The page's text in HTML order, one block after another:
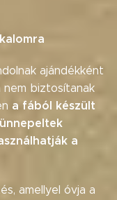
ajándékként
nem biztosítanak
a fából készült
a
amellyel óvja a